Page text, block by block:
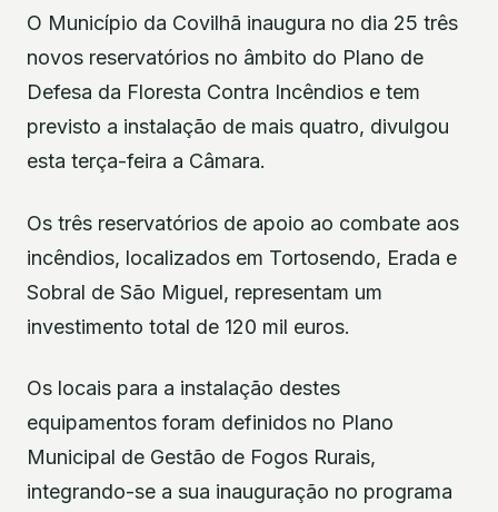
O Município da Covilhã inaugura no dia 25 três
novos reservatórios no âmbito do Plano de
Defesa da Floresta Contra Incêndios e tem
previsto a instalação de mais quatro, divulgou
esta terça-feira a Câmara.
Os três reservatórios de apoio ao combate aos
incêndios, localizados em Tortosendo, Erada e
Sobral de São Miguel, representam um
investimento total de 120 mil euros.
Os locais para a instalação destes
equipamentos foram definidos no Plano
Municipal de Gestão de Fogos Rurais,
integrando-se a sua inauguração no programa